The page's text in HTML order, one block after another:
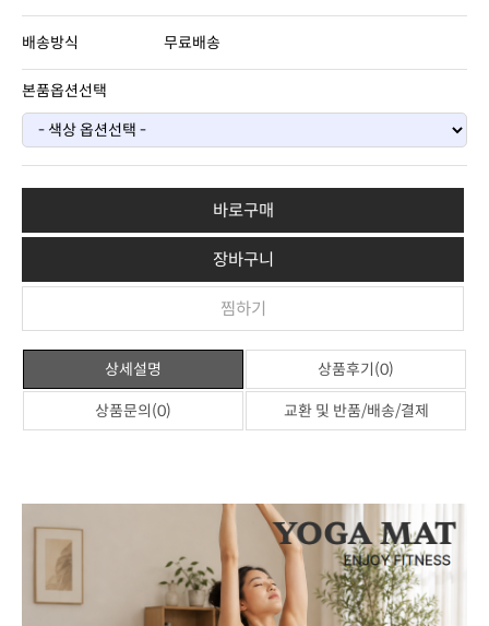
배송방식 무료배송
본품옵션선택
바로구매
장바구니
찜하기
상세설명 상품후기(0)
상품문의(0) 교환 및 반품/배송/결제